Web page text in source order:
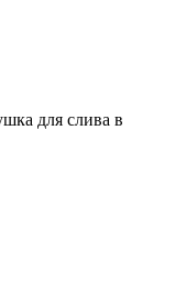
для слива в